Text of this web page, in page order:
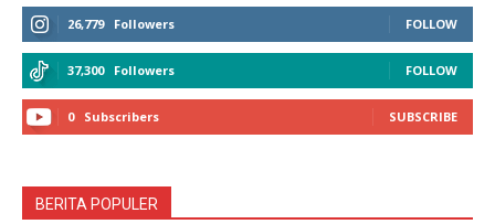
26,779 Followers FOLLOW
37,300 Followers FOLLOW
0 Subscribers SUBSCRIBE
BERITA POPULER